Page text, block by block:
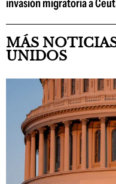
invasión migratoria a
MÁS
UNIDOS